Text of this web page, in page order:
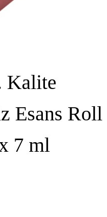
Kalite
Esans Roll
7 ml